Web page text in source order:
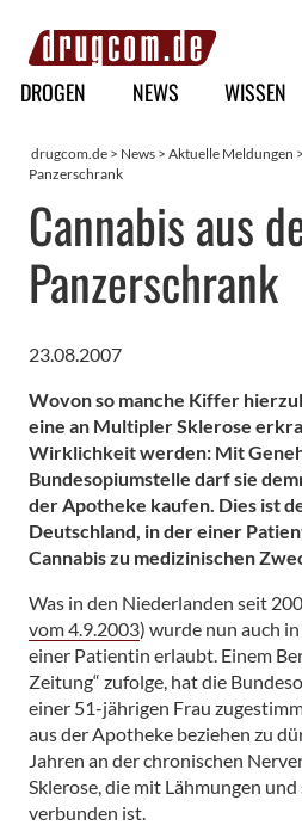
Hauptmenü
DROGEN NEWS WISSEN
drugcom.de > News > Aktuelle Meldungen
Panzerschrank
Cannabis aus
Panzerschrank
23.08.2007
Wovon so manche Kiffer
eine an Multipler Sklerose
Wirklichkeit werden: Mit
Bundesopiumstelle darf sie
der Apotheke kaufen. Dies ist
Deutschland, in der einer
Cannabis zu medizinischen
Was in den Niederlanden seit
vom 4.9.2003) wurde nun auch
einer Patientin erlaubt. Einem
Zeitung“ zufolge, hat die
einer 51-jährigen Frau
aus der Apotheke beziehen zu
Jahren an der chronischen
Sklerose, die mit Lähmungen
verbunden ist.